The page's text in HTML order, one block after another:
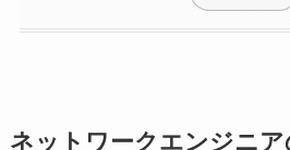
ネットワークエンジニア